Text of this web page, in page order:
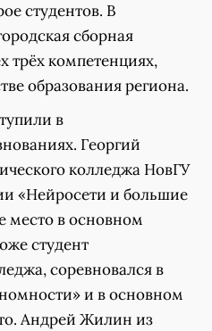
студентов. В
сборная
трёх компетенциях,
образования региона.
в
Георгий
колледжа НовГУ
«Нейросети и большие
место в основном
студент
соревновался в
и в основном
Андрей Жилин из